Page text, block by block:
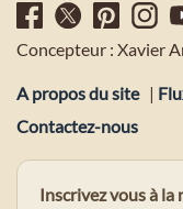
Concepteur : Xavier
A propos du site |
Contactez-nous
Inscrivez vous à